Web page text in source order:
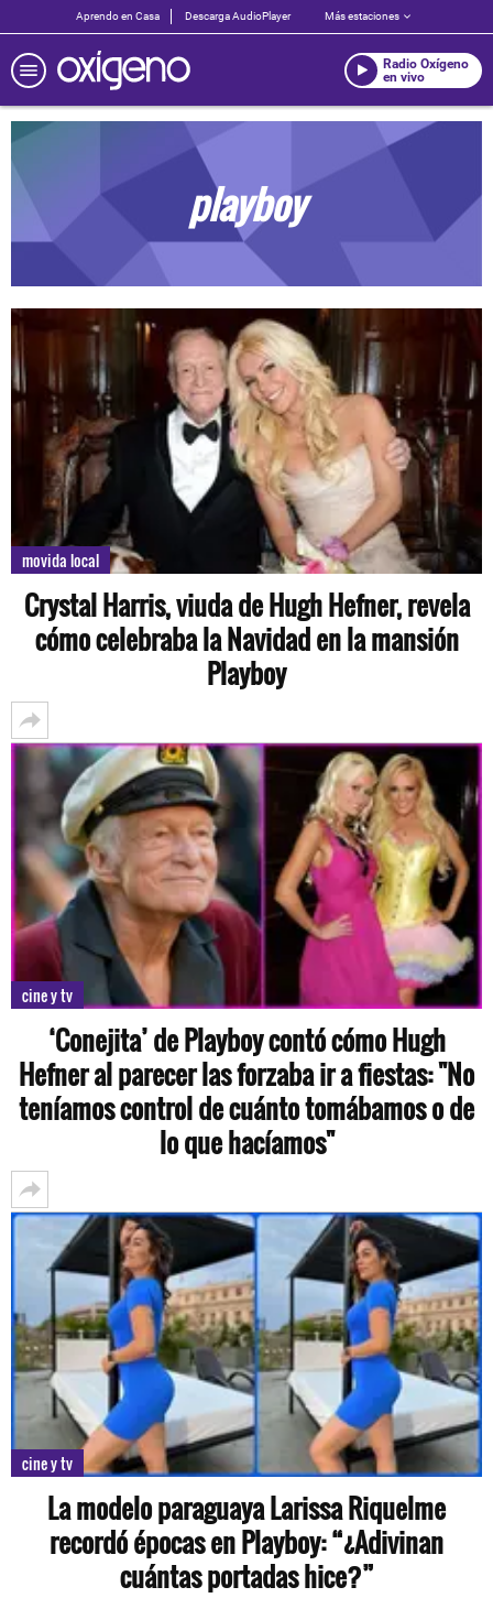
Aprendo en Casa Descarga AudioPlayer Más estaciones
Radio Oxígeno
en vivo
playboy
movida local
Crystal Harris, viuda de Hugh Hefner, revela
cómo celebraba la Navidad en la mansión
Playboy
cine y tv
‘Conejita’ de Playboy contó cómo Hugh
Hefner al parecer las forzaba ir a fiestas: "No
teníamos control de cuánto tomábamos o de
lo que hacíamos"
cine y tv
La modelo paraguaya Larissa Riquelme
recordó épocas en Playboy: “¿Adivinan
cuántas portadas hice?”